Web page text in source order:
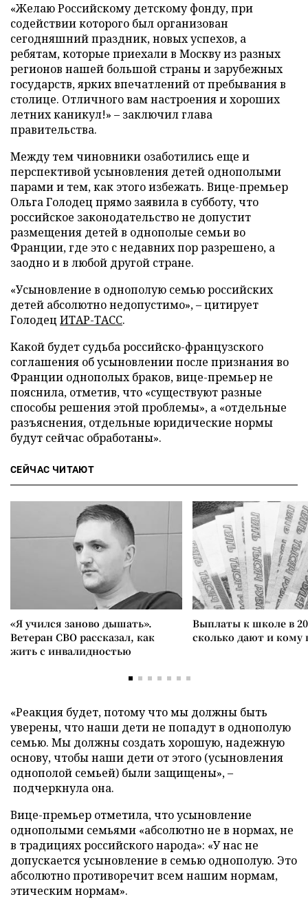
«Желаю Российскому детскому фонду, при
содействии которого был организован
сегодняшний праздник, новых успехов, а
ребятам, которые приехали в Москву из разных
регионов нашей большой страны и зарубежных
государств, ярких впечатлений от пребывания в
столице. Отличного вам настроения и хороших
летних каникул!» – заключил глава
правительства.
Между тем чиновники озаботились еще и
перспективой усыновления детей однополыми
парами и тем, как этого избежать. Вице-премьер
Ольга Голодец прямо заявила в субботу, что
российское законодательство не допустит
размещения детей в однополые семьи во
Франции, где это с недавних пор разрешено, а
заодно и в любой другой стране.
«Усыновление в однополую семью российских
детей абсолютно недопустимо», – цитирует
Голодец ИТАР-ТАСС.
Какой будет судьба российско-французского
соглашения об усыновлении после признания во
Франции однополых браков, вице-премьер не
пояснила, отметив, что «существуют разные
способы решения этой проблемы», а «отдельные
разъяснения, отдельные юридические нормы
будут сейчас обработаны».
СЕЙЧАС ЧИТАЮТ
«Я учился заново дышать».
Ветеран СВО рассказал, как
жить с инвалидностью
Выплаты к школе в
сколько дают и
«Реакция будет, потому что мы должны быть
уверены, что наши дети не попадут в однополую
семью. Мы должны создать хорошую, надежную
основу, чтобы наши дети от этого (усыновления
однополой семьей) были защищены», –
подчеркнула она.
Вице-премьер отметила, что усыновление
однополыми семьями «абсолютно не в нормах, не
в традициях российского народа»: «У нас не
допускается усыновление в семью однополую. Это
абсолютно противоречит всем нашим нормам,
этическим нормам».